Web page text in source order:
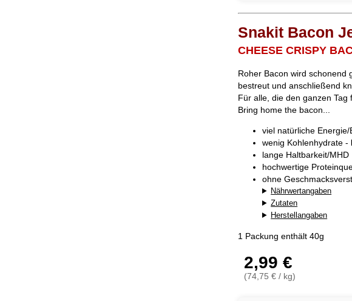
Snakit Bacon
CHEESE CRISPY
Roher Bacon wird schonend
bestreut und anschließend
Für alle, die den ganzen Tag
Bring home the bacon...
viel natürliche Energie/
wenig Kohlenhydrate -
lange Haltbarkeit/MHD
hochwertige
ohne
Nährwertangaben
Zutaten
Herstellangaben
1 Packung enthält 40g
2,99 €
(74,75 € / kg)